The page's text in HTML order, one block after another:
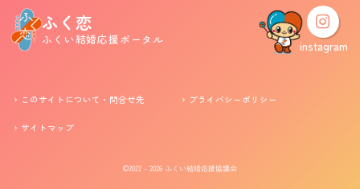
ふくい婚活サポートセンターについて
このサイトについて・問合せ先
プライバシーポリシー
ふく恋
ふくい結婚応援ポータル instagram
このサイトについて・問合せ先 プライバシーポリシー
サイトマップ
©2022 - 2026 ふくい結婚応援協議会